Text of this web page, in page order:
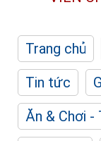
Trang chủ
Tin tức
Ăn & Chơi -